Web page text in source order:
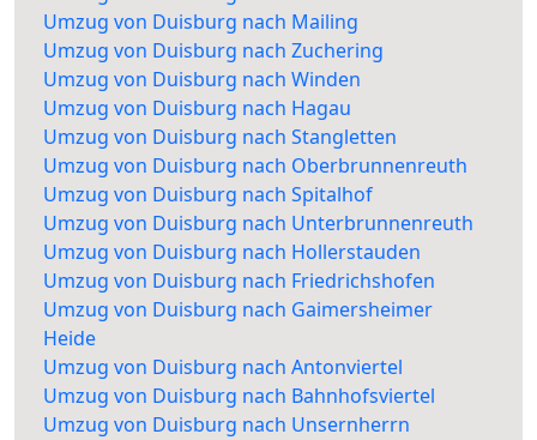
Umzug von Duisburg nach Mailing
Umzug von Duisburg nach Zuchering
Umzug von Duisburg nach Winden
Umzug von Duisburg nach Hagau
Umzug von Duisburg nach Stangletten
Umzug von Duisburg nach Oberbrunnenreuth
Umzug von Duisburg nach Spitalhof
Umzug von Duisburg nach Unterbrunnenreuth
Umzug von Duisburg nach Hollerstauden
Umzug von Duisburg nach Friedrichshofen
Umzug von Duisburg nach Gaimersheimer
Heide
Umzug von Duisburg nach Antonviertel
Umzug von Duisburg nach Bahnhofsviertel
Umzug von Duisburg nach Unsernherrn